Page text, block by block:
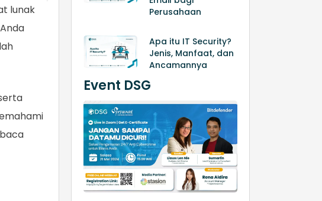
lunak
Perusahaan
Apa itu IT Security?
Jenis, Manfaat, dan
Ancamannya
Event DSG